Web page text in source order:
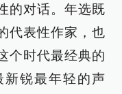
的对话。年选既
代表性作家，也
个时代最经典的
锐最年轻的声